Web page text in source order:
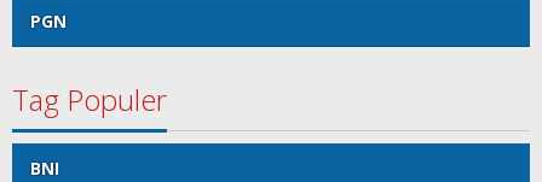
PGN
Tag Populer
BNI